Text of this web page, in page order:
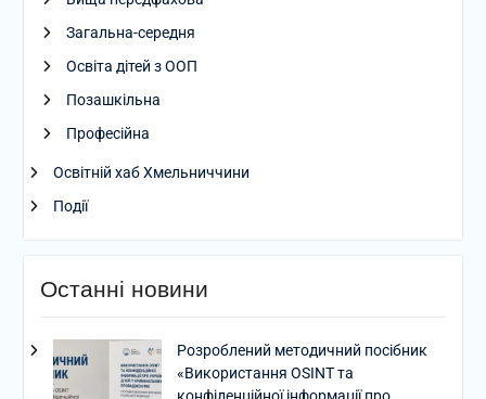
Загальна-середня
Освіта дітей з ООП
Позашкільна
Професійна
Освітній хаб Хмельниччини
Події
Останні новини
Розроблений методичний посібник
«Використання OSINT та
конфіденційної інформації про